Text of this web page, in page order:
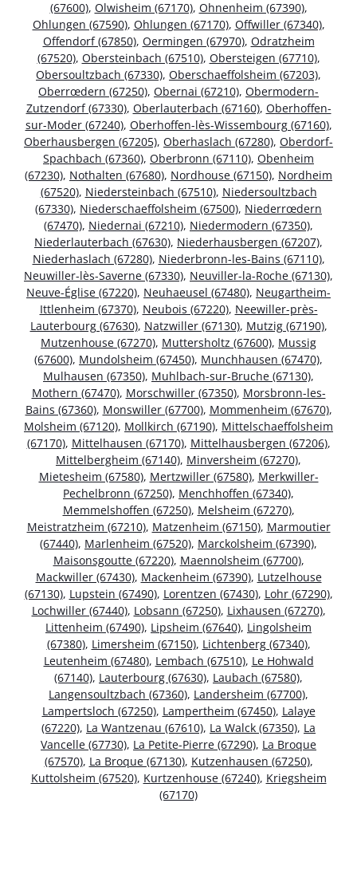
(67600), Olwisheim (67170), Ohnenheim (67390),
Ohlungen (67590), Ohlungen (67170), Offwiller (67340),
Offendorf (67850), Oermingen (67970), Odratzheim
(67520), Obersteinbach (67510), Obersteigen (67710),
Obersoultzbach (67330), Oberschaeffolsheim (67203),
Oberrœdern (67250), Obernai (67210), Obermodern-
Zutzendorf (67330), Oberlauterbach (67160), Oberhoffen-
sur-Moder (67240), Oberhoffen-lès-Wissembourg (67160),
Oberhausbergen (67205), Oberhaslach (67280), Oberdorf-
Spachbach (67360), Oberbronn (67110), Obenheim
(67230), Nothalten (67680), Nordhouse (67150), Nordheim
(67520), Niedersteinbach (67510), Niedersoultzbach
(67330), Niederschaeffolsheim (67500), Niederrœdern
(67470), Niedernai (67210), Niedermodern (67350),
Niederlauterbach (67630), Niederhausbergen (67207),
Niederhaslach (67280), Niederbronn-les-Bains (67110),
Neuwiller-lès-Saverne (67330), Neuviller-la-Roche (67130),
Neuve-Église (67220), Neuhaeusel (67480), Neugartheim-
Ittlenheim (67370), Neubois (67220), Neewiller-près-
Lauterbourg (67630), Natzwiller (67130), Mutzig (67190),
Mutzenhouse (67270), Muttersholtz (67600), Mussig
(67600), Mundolsheim (67450), Munchhausen (67470),
Mulhausen (67350), Muhlbach-sur-Bruche (67130),
Mothern (67470), Morschwiller (67350), Morsbronn-les-
Bains (67360), Monswiller (67700), Mommenheim (67670),
Molsheim (67120), Mollkirch (67190), Mittelschaeffolsheim
(67170), Mittelhausen (67170), Mittelhausbergen (67206),
Mittelbergheim (67140), Minversheim (67270),
Mietesheim (67580), Mertzwiller (67580), Merkwiller-
Pechelbronn (67250), Menchhoffen (67340),
Memmelshoffen (67250), Melsheim (67270),
Meistratzheim (67210), Matzenheim (67150), Marmoutier
(67440), Marlenheim (67520), Marckolsheim (67390),
Maisonsgoutte (67220), Maennolsheim (67700),
Mackwiller (67430), Mackenheim (67390), Lutzelhouse
(67130), Lupstein (67490), Lorentzen (67430), Lohr (67290),
Lochwiller (67440), Lobsann (67250), Lixhausen (67270),
Littenheim (67490), Lipsheim (67640), Lingolsheim
(67380), Limersheim (67150), Lichtenberg (67340),
Leutenheim (67480), Lembach (67510), Le Hohwald
(67140), Lauterbourg (67630), Laubach (67580),
Langensoultzbach (67360), Landersheim (67700),
Lampertsloch (67250), Lampertheim (67450), Lalaye
(67220), La Wantzenau (67610), La Walck (67350), La
Vancelle (67730), La Petite-Pierre (67290), La Broque
(67570), La Broque (67130), Kutzenhausen (67250),
Kuttolsheim (67520), Kurtzenhouse (67240), Kriegsheim
(67170)